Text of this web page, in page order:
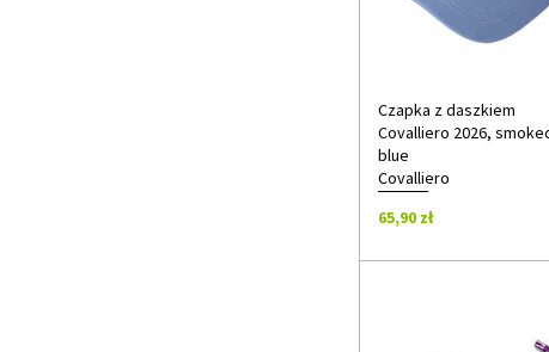
Czapka z daszkiem
Covalliero 2026,
blue
Covalliero
65,90 zł